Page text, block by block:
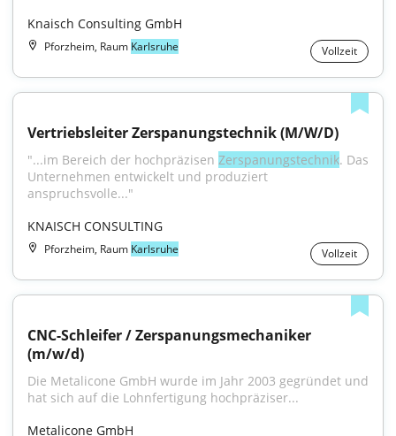
Knaisch Consulting GmbH
Pforzheim, Raum Karlsruhe Vollzeit
Vertriebsleiter Zerspanungstechnik (M/W/D)
"...im Bereich der hochpräzisen Zerspanungstechnik. Das
Unternehmen entwickelt und produziert
anspruchsvolle..."
KNAISCH CONSULTING
Pforzheim, Raum Karlsruhe Vollzeit
CNC-Schleifer / Zerspanungsmechaniker
(m/w/d)
Die Metalicone GmbH wurde im Jahr 2003 gegründet und
hat sich auf die Lohnfertigung hochpräziser...
Metalicone GmbH